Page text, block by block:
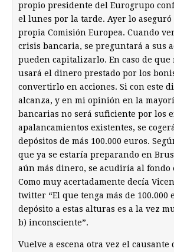
propio presidente del Eurogrupo
el lunes por la tarde. Ayer lo
propia Comisión Europea. Cuando
crisis bancaria, se preguntará a sus
pueden capitalizarlo. En caso de que
usará el dinero prestado por los
convertirlo en acciones. Si con este
alcanza, y en mi opinión en la
bancarias no será suficiente por los
apalancamientos existentes, se
depósitos de más 100.000 euros.
que ya se estaría preparando en
aún más dinero, se acudiría al fondo
Como muy acertadamente decía
twitter “El que tenga más de 100.000
depósito a estas alturas es a la vez
b) inconsciente”.
Vuelve a escena otra vez el causante